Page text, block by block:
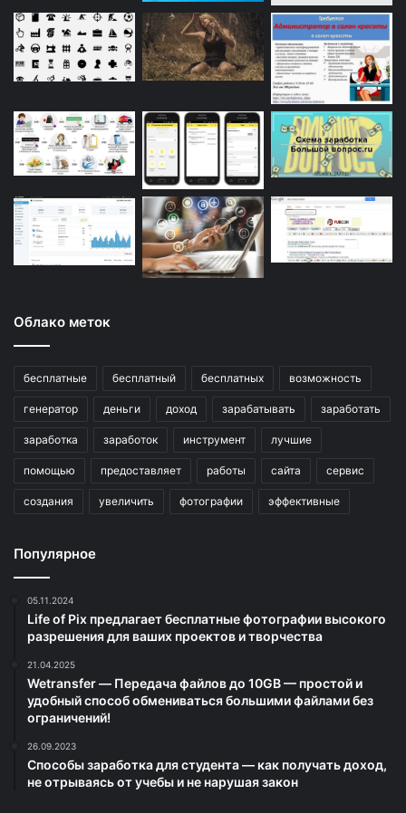
Облако меток
бесплатные бесплатный бесплатных возможность
генератор деньги доход зарабатывать заработать
заработка заработок инструмент лучшие
помощью предоставляет работы сайта сервис
создания увеличить фотографии эффективные
Популярное
05.11.2024
Life of Pix предлагает бесплатные фотографии высокого
разрешения для ваших проектов и творчества
21.04.2025
Wetransfer — Передача файлов до 10GB — простой и
удобный способ обмениваться большими файлами без
ограничений!
26.09.2023
Способы заработка для студента — как получать доход,
не отрываясь от учебы и не нарушая закон